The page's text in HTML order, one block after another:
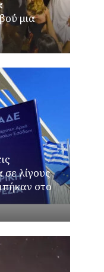
μια
λίγους
στο